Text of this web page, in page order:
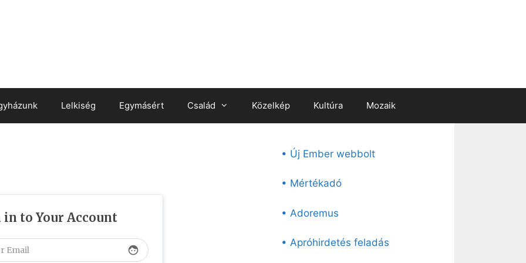
Lelkiség Egymásért Család Közelkép Kultúra Mozaik
in to Your Account
face
• Új Ember webbolt
• Mértékadó
• Adoremus
• Apróhirdetés feladás